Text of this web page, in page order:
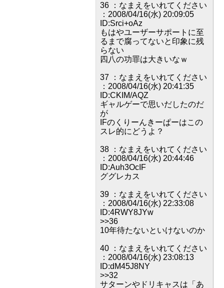
36 ：なまえをいれてください
：2008/04/16(水) 20:09:05
ID:Srci+oAz
もはやユーザーサポートに至
るまで腐ってないと印象に残
らない
四八の功罪は大きいなｗ
37 ：なまえをいれてください
：2008/04/16(水) 20:41:35
ID:CKIM/AQZ
ギャルゲーで思いだしたのだ
が
IFのくりーんきーぱーはこの
スレ的にどうよ？
38 ：なまえをいれてください
：2008/04/16(水) 20:44:46
ID:Auh3OcIF
ググレカス
39 ：なまえをいれてください
：2008/04/16(水) 22:33:08
ID:4RWY8JYw
>>36
10年待たないといけないのか
40 ：なまえをいれてください
：2008/04/16(水) 23:08:13
ID:dM45J8NY
>>32
サターンやドリキャスは「あ